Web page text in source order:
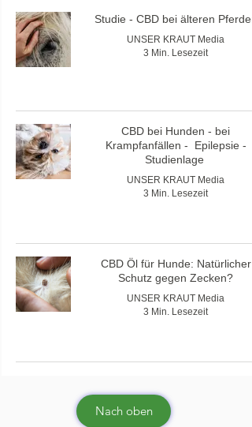
Studie - CBD bei älteren Pferden
UNSER KRAUT Media
3 Min. Lesezeit
CBD bei Hunden - bei
Krampfanfällen - Epilepsie -
Studienlage
UNSER KRAUT Media
3 Min. Lesezeit
CBD Öl für Hunde: Natürlicher
Schutz gegen Zecken?
UNSER KRAUT Media
3 Min. Lesezeit
Nach oben